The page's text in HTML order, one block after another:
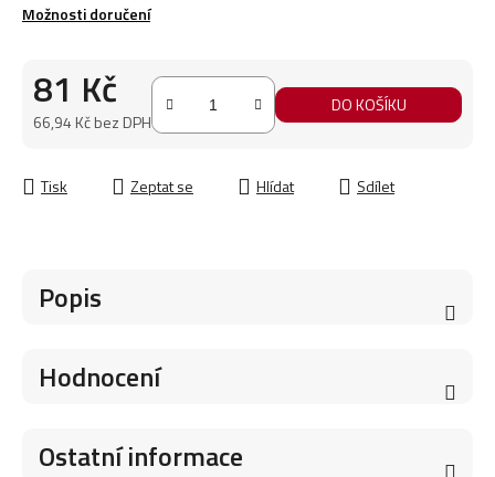
Možnosti doručení
81 Kč
66,94 Kč bez DPH
DO KOŠÍKU
Tisk Zeptat se Hlídat Sdílet
Popis
Hodnocení
Ostatní informace